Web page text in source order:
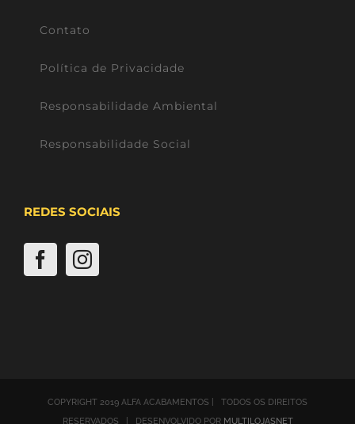
Contato
Política de Privacidade
Responsabilidade Ambiental
Responsabilidade Social
REDES SOCIAIS
COPYRIGHT 2019 ALFA ACABAMENTOS | TODOS OS DIREITOS
RESERVADOS | DESENVOLVIDO POR MULTILOJASNET